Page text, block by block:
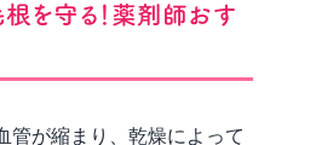
を守る！薬剤師おす
管が縮まり、乾燥によって